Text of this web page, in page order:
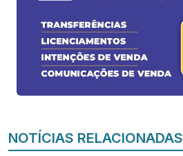
NOTÍCIAS RELACIONADAS